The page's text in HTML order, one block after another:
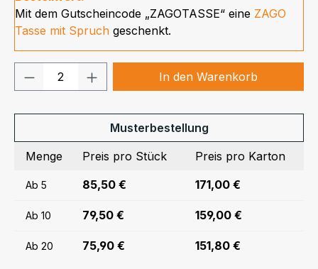
Mit dem Gutscheincode „ZAGOTASSE“ eine ZAGO
Tasse mit Spruch geschenkt.
Produkt Anzahl: Gib denIn den Warenkorb
Musterbestellung
Menge
Preis pro Stück Preis pro Karton
Ab 5 85,50 € 171,00 €
Ab 10 79,50 € 159,00 €
Ab 20 75,90 € 151,80 €